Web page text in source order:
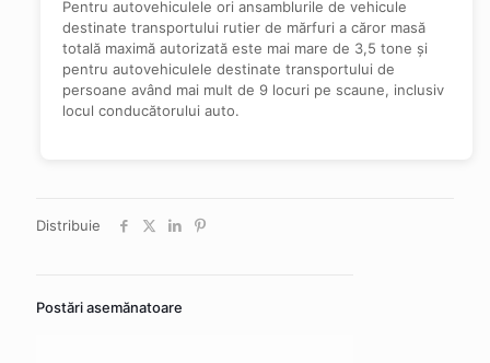
Pentru autovehiculele ori ansamblurile de vehicule
destinate transportului rutier de mărfuri a căror masă
totală maximă autorizată este mai mare de 3,5 tone și
pentru autovehiculele destinate transportului de
persoane având mai mult de 9 locuri pe scaune, inclusiv
locul conducătorului auto.
Distribuie
Postări asemănatoare